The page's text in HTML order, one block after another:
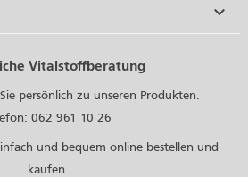

Vitalstoffberatung
persönlich zu unseren Produkten.
062 961 10 26
und bequem online bestellen und
kaufen.